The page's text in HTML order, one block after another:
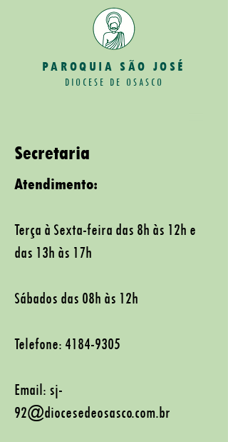
PAROQUIA SÃO JOSÉ
DIOCESE DE OSASCO
Secretaria
Atendimento:
Terça à Sexta-feira das 8h às 12h e
das 13h às 17h
Sábados das 08h às 12h
Telefone: 4184-9305
Email: sj-
92@diocesedeosasco.com.br